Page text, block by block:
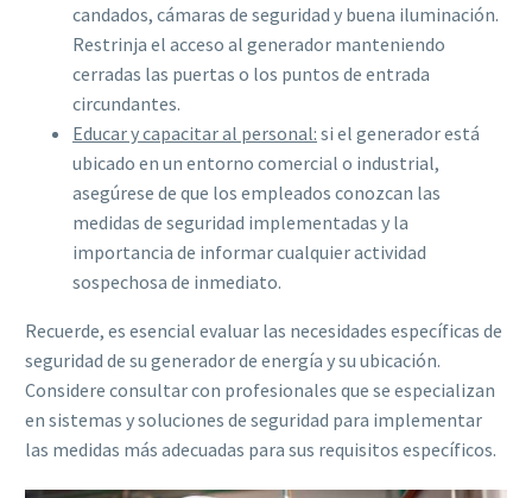
candados, cámaras de seguridad y buena iluminación.
Restrinja el acceso al generador manteniendo
cerradas las puertas o los puntos de entrada
circundantes.
Educar y capacitar al personal: si el generador está
ubicado en un entorno comercial o industrial,
asegúrese de que los empleados conozcan las
medidas de seguridad implementadas y la
importancia de informar cualquier actividad
sospechosa de inmediato.
Recuerde, es esencial evaluar las necesidades específicas de
seguridad de su generador de energía y su ubicación.
Considere consultar con profesionales que se especializan
en sistemas y soluciones de seguridad para implementar
las medidas más adecuadas para sus requisitos específicos.